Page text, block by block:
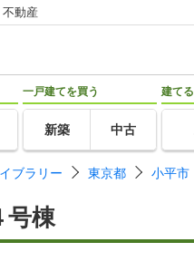
動産
一戸建てを買う
新築 中古
建てる
ブラリー 東京都 小平市
号棟